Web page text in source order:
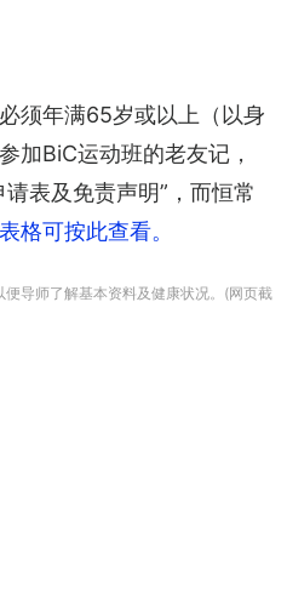
须年满65岁或以上（以身
加BiC运动班的老友记，
表及免责声明”，而恒常
格可按此查看。
导师了解基本资料及健康状况。(网页截